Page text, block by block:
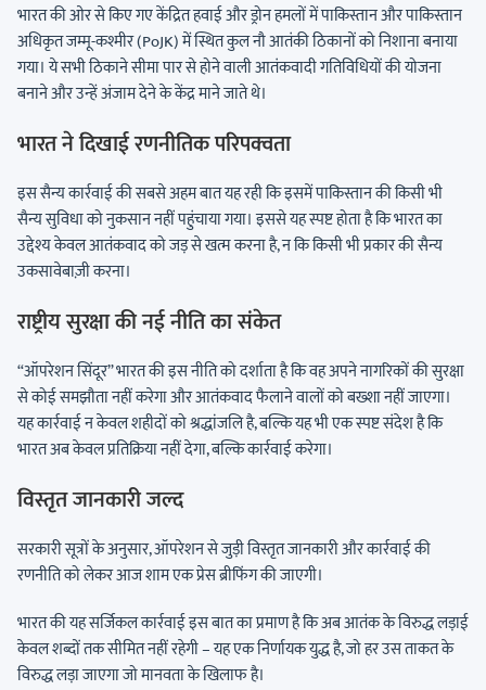
भारत की ओर से किए गए केंद्रित हवाई और ड्रोन हमलों में पाकिस्तान और पाकिस्तान
अधिकृत जम्मू-कश्मीर (PoJK) में स्थित कुल नौ आतंकी ठिकानों को निशाना बनाया
गया। ये सभी ठिकाने सीमा पार से होने वाली आतंकवादी गतिविधियों की योजना
बनाने और उन्हें अंजाम देने के केंद्र माने जाते थे।
भारत ने दिखाई रणनीतिक परिपक्वता
इस सैन्य कार्रवाई की सबसे अहम बात यह रही कि इसमें पाकिस्तान की किसी भी
सैन्य सुविधा को नुकसान नहीं पहुंचाया गया। इससे यह स्पष्ट होता है कि भारत का
उद्देश्य केवल आतंकवाद को जड़ से खत्म करना है, न कि किसी भी प्रकार की सैन्य
उकसावेबाज़ी करना।
राष्ट्रीय सुरक्षा की नई नीति का संकेत
“ऑपरेशन सिंदूर” भारत की इस नीति को दर्शाता है कि वह अपने नागरिकों की सुरक्षा
से कोई समझौता नहीं करेगा और आतंकवाद फैलाने वालों को बख्शा नहीं जाएगा।
यह कार्रवाई न केवल शहीदों को श्रद्धांजलि है, बल्कि यह भी एक स्पष्ट संदेश है कि
भारत अब केवल प्रतिक्रिया नहीं देगा, बल्कि कार्रवाई करेगा।
विस्तृत जानकारी जल्द
सरकारी सूत्रों के अनुसार, ऑपरेशन से जुड़ी विस्तृत जानकारी और कार्रवाई की
रणनीति को लेकर आज शाम एक प्रेस ब्रीफिंग की जाएगी।
भारत की यह सर्जिकल कार्रवाई इस बात का प्रमाण है कि अब आतंक के विरुद्ध लड़ाई
केवल शब्दों तक सीमित नहीं रहेगी – यह एक निर्णायक युद्ध है, जो हर उस ताकत के
विरुद्ध लड़ा जाएगा जो मानवता के खिलाफ है।